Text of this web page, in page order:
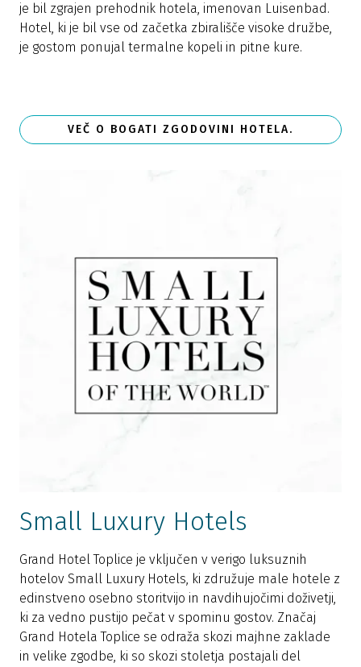
je bil zgrajen prehodnik hotela, imenovan Luisenbad.
Hotel, ki je bil vse od začetka zbirališče visoke družbe,
je gostom ponujal termalne kopeli in pitne kure.
VEČ O BOGATI ZGODOVINI HOTELA.
Small Luxury Hotels
Grand Hotel Toplice je vključen v verigo luksuznih
hotelov Small Luxury Hotels, ki združuje male hotele z
edinstveno osebno storitvijo in navdihujočimi doživetji,
ki za vedno pustijo pečat v spominu gostov. Značaj
Grand Hotela Toplice se odraža skozi majhne zaklade
in velike zgodbe, ki so skozi stoletja postajali del